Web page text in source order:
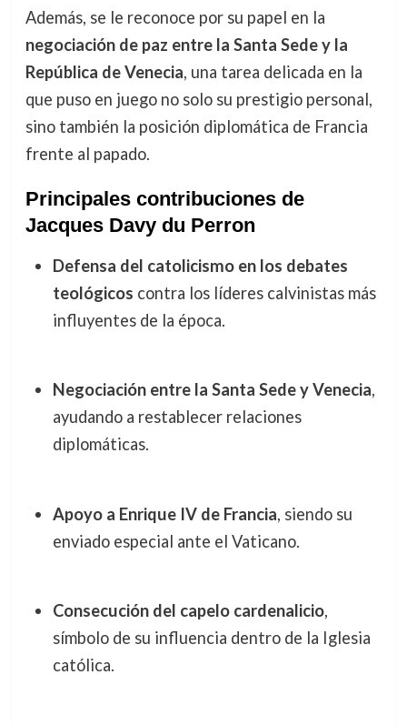
Además, se le reconoce por su papel en la
negociación de paz entre la Santa Sede y la
República de Venecia, una tarea delicada en la
que puso en juego no solo su prestigio personal,
sino también la posición diplomática de Francia
frente al papado.
Principales contribuciones de
Jacques Davy du Perron
Defensa del catolicismo en los debates
teológicos contra los líderes calvinistas más
influyentes de la época.
Negociación entre la Santa Sede y Venecia,
ayudando a restablecer relaciones
diplomáticas.
Apoyo a Enrique IV de Francia, siendo su
enviado especial ante el Vaticano.
Consecución del capelo cardenalicio,
símbolo de su influencia dentro de la Iglesia
católica.